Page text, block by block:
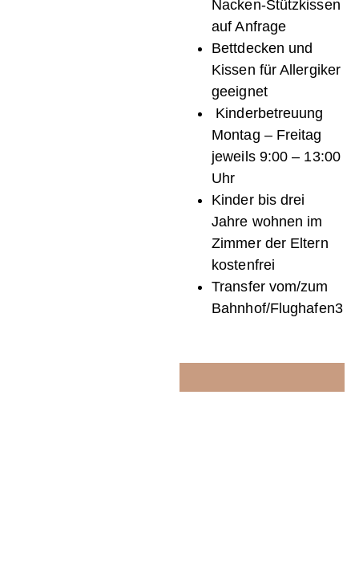
Nacken-Stützkissen
auf Anfrage
Bettdecken und
Kissen für Allergiker
geeignet
Kinderbetreuung
Montag – Freitag
jeweils 9:00 – 13:00
Uhr
Kinder bis drei
Jahre wohnen im
Zimmer der Eltern
kostenfrei
Transfer vom/zum
Bahnhof/Flughafen3